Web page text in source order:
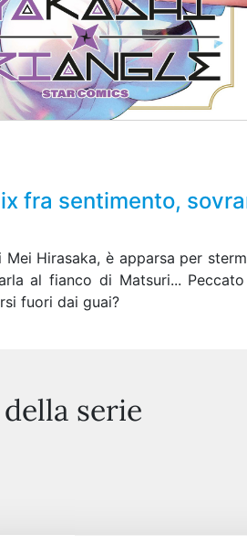
fra sentimento,
Mei Hirasaka, è apparsa per
al fianco di Matsuri...
fuori dai guai?
serie